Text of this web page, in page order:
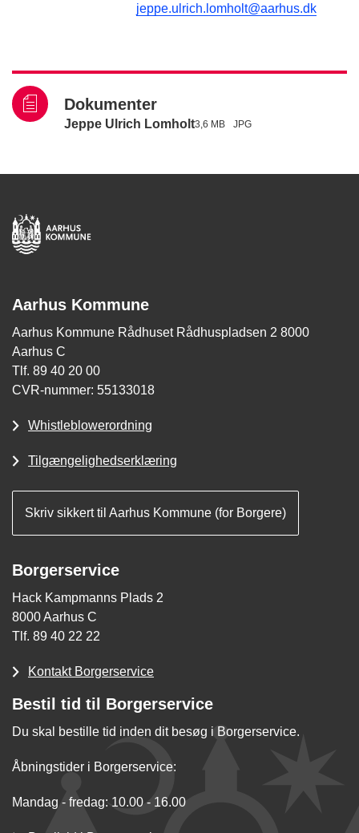
jeppe.ulrich.lomholt@aarhus.dk
Dokumenter
Jeppe Ulrich Lomholt3,6 MB JPG
Aarhus Kommune
Aarhus Kommune Rådhuset Rådhuspladsen 2 8000
Aarhus C
Tlf. 89 40 20 00
CVR-nummer: 55133018
Whistleblowerordning
Tilgængelighedserklæring
Skriv sikkert til Aarhus Kommune (for Borgere)
Borgerservice
Hack Kampmanns Plads 2
8000 Aarhus C
Tlf. 89 40 22 22
Kontakt Borgerservice
Bestil tid til Borgerservice
Du skal bestille tid inden dit besøg i Borgerservice.
Åbningstider i Borgerservice:
Mandag - fredag: 10.00 - 16.00